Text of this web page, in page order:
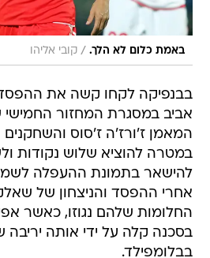
באמת כלום לא הלך. / קובי אליהו
אביב במסגרת המחזור החמישי
המאמן ז'ורז'ה ז'סוס והשחקנים
במטרה להוציא שלוש נקודות
להישאר בתמונת ההעפלה
החלומות שלהם נגוזו, כאשר
בסכנה קלה על ידי אותה
בבלומפילד.